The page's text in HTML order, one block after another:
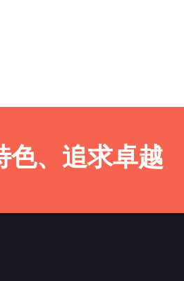
色、追求卓越